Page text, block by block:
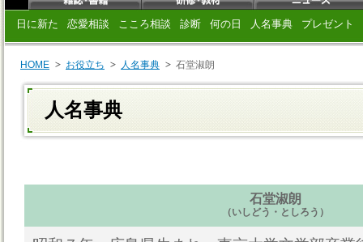
日に新た 恋愛相談 こころ相談 診断 何の日 人名事典 プレゼント
HOME お役立ち 人名事典 石堂淑朗
人名事典
石堂淑朗
（いしどう・としろう）